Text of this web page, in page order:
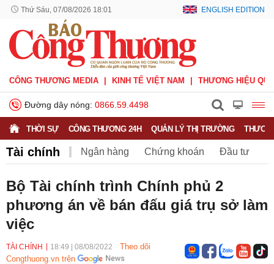
Thứ Sáu, 07/08/2026 18:01 ENGLISH EDITION
CÔNG THƯƠNG MEDIA KINH TẾ VIỆT NAM THƯƠNG HIỆU
Đường dây nóng: 0866.59.4498
THỜI SỰ CÔNG THƯƠNG 24H QUẢN LÝ THỊ TRƯỜNG
Tài chính Ngân hàng Chứng khoán Đầu tư
Bộ Tài chính trình Chính phủ 2
phương án về bán đấu giá trụ sở làm
việc
TÀI CHÍNH 18:49 08/08/2022
Theo dõi
Congthuong.vn trên